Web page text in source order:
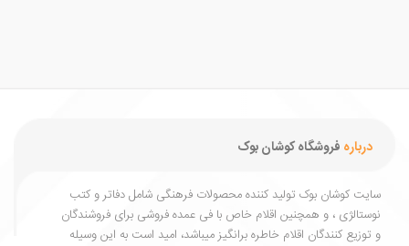
فروشگاه کوشان بوک
کوشان بوک تولید کننده محصولات فرهنگی شامل دفاتر و کتب
، و همچنین اقلام خاص با فی عمده فروشی برای فروشندگان
کنندگان اقلام خاطره برانگیز میباشد، امید است به این وسیله